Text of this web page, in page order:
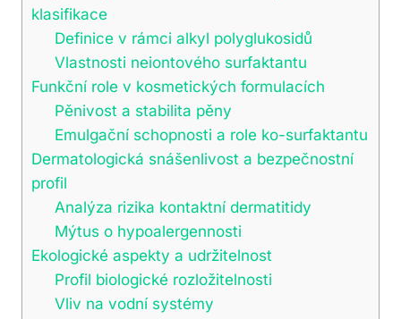
klasifikace
Definice v rámci alkyl polyglukosidů
Vlastnosti neiontového surfaktantu
Funkční role v kosmetických formulacích
Pěnivost a stabilita pěny
Emulgační schopnosti a role ko-surfaktantu
Dermatologická snášenlivost a bezpečnostní
profil
Analýza rizika kontaktní dermatitidy
Mýtus o hypoalergennosti
Ekologické aspekty a udržitelnost
Profil biologické rozložitelnosti
Vliv na vodní systémy